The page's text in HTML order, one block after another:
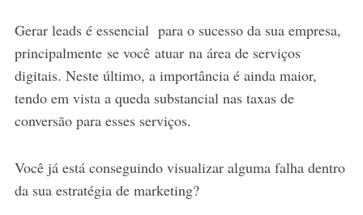
Gerar leads é essencial para o sucesso da sua empresa,
principalmente se você atuar na área de serviços
digitais. Neste último, a importância é ainda maior,
tendo em vista a queda substancial nas taxas de
conversão para esses serviços.
Você já está conseguindo visualizar alguma falha dentro
da sua estratégia de marketing?